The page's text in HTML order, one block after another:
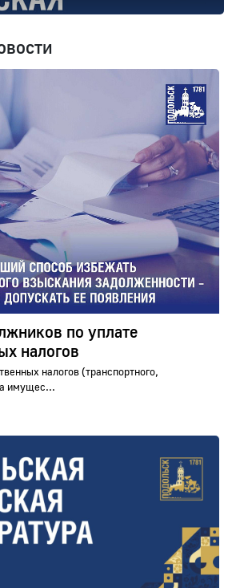
по уплате
налогов
налогов (транспортного,
имущес...